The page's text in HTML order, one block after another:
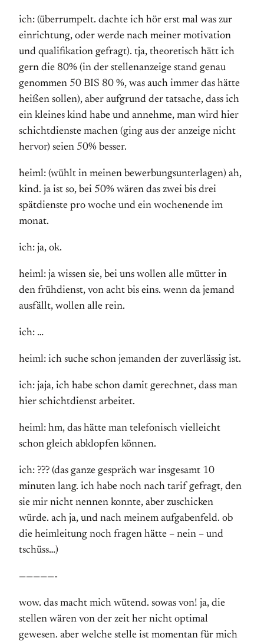
ich: (überrumpelt. dachte ich hör erst mal was zur
einrichtung, oder werde nach meiner motivation
und qualifikation gefragt). tja, theoretisch hätt ich
gern die 80% (in der stellenanzeige stand genau
genommen 50 BIS 80 %, was auch immer das hätte
heißen sollen), aber aufgrund der tatsache, dass ich
ein kleines kind habe und annehme, man wird hier
schichtdienste machen (ging aus der anzeige nicht
hervor) seien 50% besser.
heiml: (wühlt in meinen bewerbungsunterlagen) ah,
kind. ja ist so, bei 50% wären das zwei bis drei
spätdienste pro woche und ein wochenende im
monat.
ich: ja, ok.
heiml: ja wissen sie, bei uns wollen alle mütter in
den frühdienst, von acht bis eins. wenn da jemand
ausfällt, wollen alle rein.
ich: …
heiml: ich suche schon jemanden der zuverlässig ist.
ich: jaja, ich habe schon damit gerechnet, dass man
hier schichtdienst arbeitet.
heiml: hm, das hätte man telefonisch vielleicht
schon gleich abklopfen können.
ich: ??? (das ganze gespräch war insgesamt 10
minuten lang. ich habe noch nach tarif gefragt, den
sie mir nicht nennen konnte, aber zuschicken
würde. ach ja, und nach meinem aufgabenfeld. ob
die heimleitung noch fragen hätte – nein – und
tschüss…)
—————-
wow. das macht mich wütend. sowas von! ja, die
stellen wären von der zeit her nicht optimal
gewesen. aber welche stelle ist momentan für mich